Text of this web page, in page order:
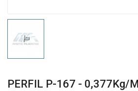
PERFIL P-167 - 0,377Kg/m